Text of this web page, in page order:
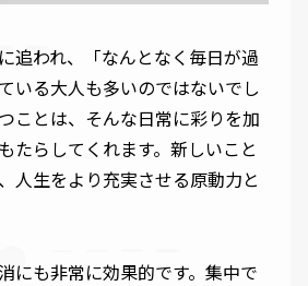
追われ、「なんとなく毎日が過
いる大人も多いのではないでし
ことは、そんな日常に彩りを加
たらしてくれます。新しいこと
人生をより充実させる原動力と
にも非常に効果的です。集中で